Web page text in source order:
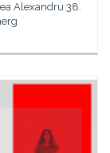
Alexandru 38.